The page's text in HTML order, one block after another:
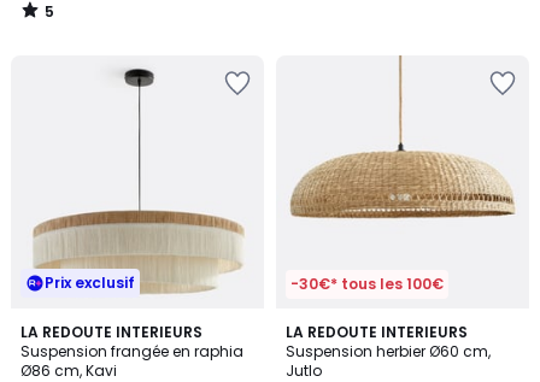
5
/
Prix exclusif
LA REDOUTE INTERIEURS
Suspension frangée en raphia
Ø86 cm, Kavi
3
/
5
-30€* tous les 100€
LA REDOUTE INTERIEURS
Suspension herbier Ø60 cm,
Jutlo
4
/
5